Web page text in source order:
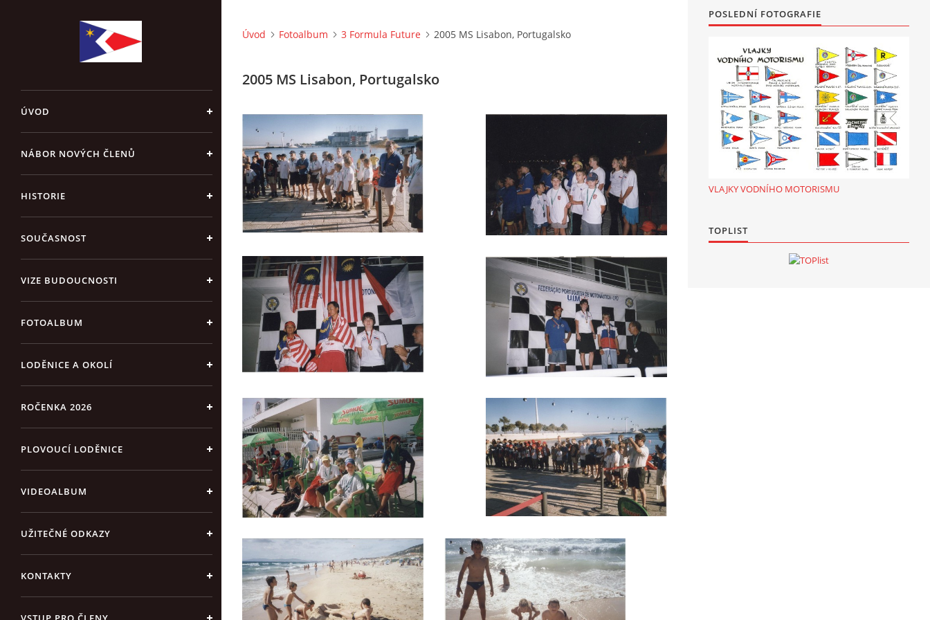
ÚVOD
NÁBOR NOVÝCH ČLENŮ
HISTORIE
SOUČASNOST
VIZE BUDOUCNOSTI
FOTOALBUM
LODĚNICE A OKOLÍ
ROČENKA 2026
PLOVOUCÍ LODĚNICE
VIDEOALBUM
UŽITEČNÉ ODKAZY
KONTAKTY
Úvod Fotoalbum 3 Formula Future 2005 MS Lisabon, Portugalsko
2005 MS Lisabon, Portugalsko
POSLEDNÍ FOTOGRAFIE
VLAJKY VODNÍHO MOTORISMU
TOPLIST